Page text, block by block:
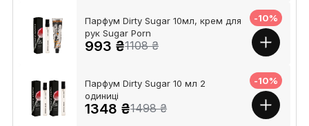
Парфум Dirty Sugar 10мл, крем для
рук Sugar Porn
1108 ₴
993 ₴
-10%
Парфум Dirty Sugar 10 мл 2
одиниці
1498 ₴
1348 ₴
-10%